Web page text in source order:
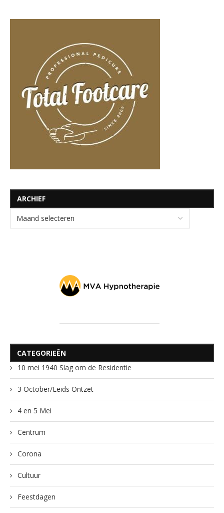
ARCHIEF
CATEGORIEËN
10 mei 1940 Slag om de Residentie
3 October/Leids Ontzet
4 en 5 Mei
Centrum
Corona
Cultuur
Feestdagen